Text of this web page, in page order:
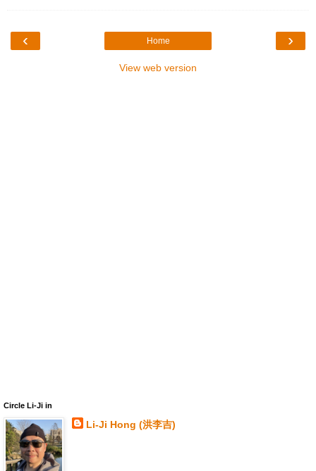
‹ ›
Home
View web version
Circle Li-Ji in
Li-Ji Hong (洪李吉)